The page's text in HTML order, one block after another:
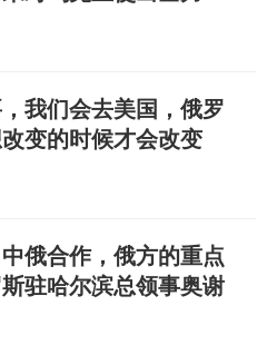
我们会去美国，俄罗
变的时候才会改变
俄合作，俄方的重点
驻哈尔滨总领事奥谢